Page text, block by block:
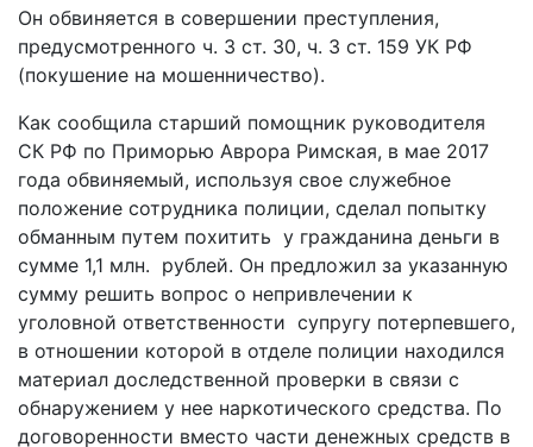
Он обвиняется в совершении преступления,
предусмотренного ч. 3 ст. 30, ч. 3 ст. 159 УК РФ
(покушение на мошенничество).
Как сообщила старший помощник руководителя
СК РФ по Приморью Аврора Римская, в мае 2017
года обвиняемый, используя свое служебное
положение сотрудника полиции, сделал попытку
обманным путем похитить у гражданина деньги в
сумме 1,1 млн. рублей. Он предложил за указанную
сумму решить вопрос о непривлечении к
уголовной ответственности супругу потерпевшего,
в отношении которой в отделе полиции находился
материал доследственной проверки в связи с
обнаружением у нее наркотического средства. По
договоренности вместо части денежных средств в